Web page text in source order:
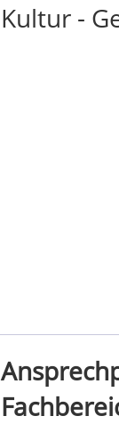
Kultur -